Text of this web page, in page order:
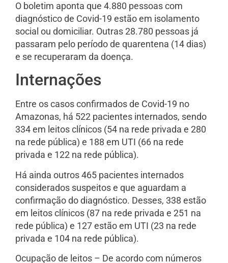
O boletim aponta que 4.880 pessoas com
diagnóstico de Covid-19 estão em isolamento
social ou domiciliar. Outras 28.780 pessoas já
passaram pelo período de quarentena (14 dias)
e se recuperaram da doença.
Internações
Entre os casos confirmados de Covid-19 no
Amazonas, há 522 pacientes internados, sendo
334 em leitos clínicos (54 na rede privada e 280
na rede pública) e 188 em UTI (66 na rede
privada e 122 na rede pública).
Há ainda outros 465 pacientes internados
considerados suspeitos e que aguardam a
confirmação do diagnóstico. Desses, 338 estão
em leitos clínicos (87 na rede privada e 251 na
rede pública) e 127 estão em UTI (23 na rede
privada e 104 na rede pública).
Ocupação de leitos – De acordo com números